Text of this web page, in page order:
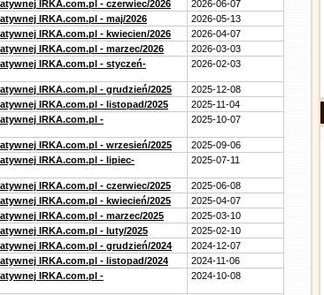
IRKA.com.pl - czerwiec/2026
2026-06-07
IRKA.com.pl - maj/2026
2026-05-13
IRKA.com.pl - kwiecien/2026
2026-04-07
IRKA.com.pl - marzec/2026
2026-03-03
IRKA.com.pl - styczeń-
2026-02-03
IRKA.com.pl - grudzień/2025
2025-12-08
IRKA.com.pl - listopad/2025
2025-11-04
IRKA.com.pl -
2025-10-07
IRKA.com.pl - wrzesień/2025
2025-09-06
IRKA.com.pl - lipiec-
2025-07-11
IRKA.com.pl - czerwiec/2025
2025-06-08
IRKA.com.pl - kwiecień/2025
2025-04-07
IRKA.com.pl - marzec/2025
2025-03-10
IRKA.com.pl - luty/2025
2025-02-10
IRKA.com.pl - grudzień/2024
2024-12-07
IRKA.com.pl - listopad/2024
2024-11-06
IRKA.com.pl -
2024-10-08